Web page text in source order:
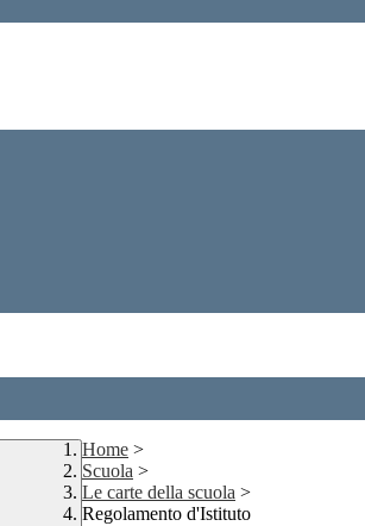
Home >
Scuola >
Le carte della scuola >
Regolamento d'Istituto